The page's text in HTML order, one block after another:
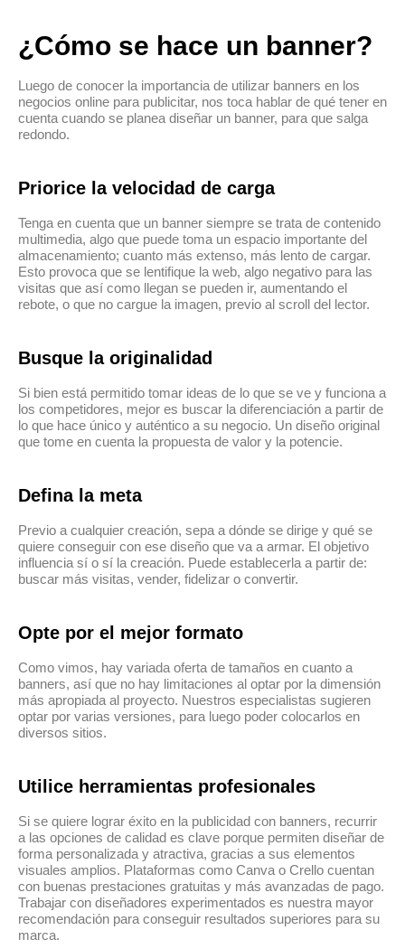
¿Cómo se hace un banner?
Luego de conocer la importancia de utilizar banners en los
negocios online para publicitar, nos toca hablar de qué tener en
cuenta cuando se planea diseñar un banner, para que salga
redondo.
Priorice la velocidad de carga
Tenga en cuenta que un banner siempre se trata de contenido
multimedia, algo que puede toma un espacio importante del
almacenamiento; cuanto más extenso, más lento de cargar.
Esto provoca que se lentifique la web, algo negativo para las
visitas que así como llegan se pueden ir, aumentando el
rebote, o que no cargue la imagen, previo al scroll del lector.
Busque la originalidad
Si bien está permitido tomar ideas de lo que se ve y funciona a
los competidores, mejor es buscar la diferenciación a partir de
lo que hace único y auténtico a su negocio. Un diseño original
que tome en cuenta la propuesta de valor y la potencie.
Defina la meta
Previo a cualquier creación, sepa a dónde se dirige y qué se
quiere conseguir con ese diseño que va a armar. El objetivo
influencia sí o sí la creación. Puede establecerla a partir de:
buscar más visitas, vender, fidelizar o convertir.
Opte por el mejor formato
Como vimos, hay variada oferta de tamaños en cuanto a
banners, así que no hay limitaciones al optar por la dimensión
más apropiada al proyecto. Nuestros especialistas sugieren
optar por varias versiones, para luego poder colocarlos en
diversos sitios.
Utilice herramientas profesionales
Si se quiere lograr éxito en la publicidad con banners, recurrir
a las opciones de calidad es clave porque permiten diseñar de
forma personalizada y atractiva, gracias a sus elementos
visuales amplios. Plataformas como Canva o Crello cuentan
con buenas prestaciones gratuitas y más avanzadas de pago.
Trabajar con diseñadores experimentados es nuestra mayor
recomendación para conseguir resultados superiores para su
marca.